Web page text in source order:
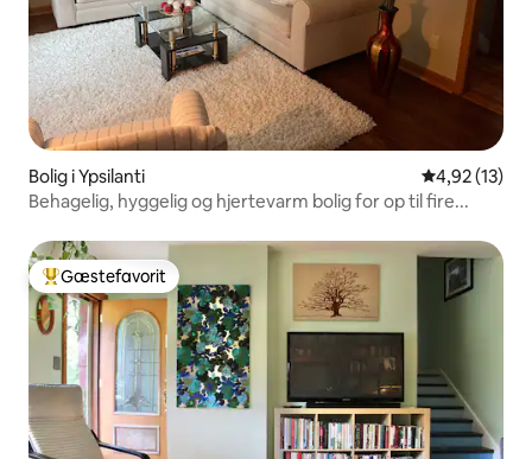
Bolig i Ypsilanti 4,92 ud af 5
4,92 (13)
Behagelig, hyggelig og hjertevarm bolig for op til fire...
Bedste gæstefavorit
Gæstefavorit